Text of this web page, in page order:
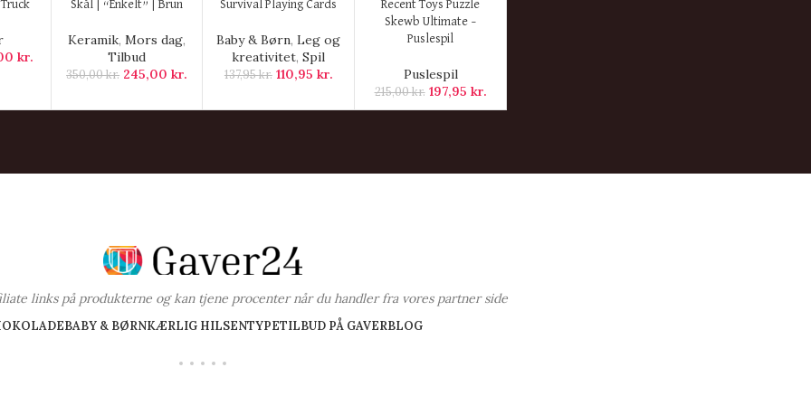
kr.
KØB HER
Skål | “Enkelt” | Brun
Keramik,Mors dag,
Tilbud
350,00kr. 245,00kr.
KØB HER
Survival Playing Cards
Baby & Børn,Leg og
kreativitet,Spil
137,95kr. 110,95 kr.
KØB HER
Recent Toys Puzzle
Skewb Ultimate –
Puslespil
Puslespil
215,00kr. 197,95 kr.
links på produkterne og kan tjene procenter når du handler fra vores partner side
BABY & BØRNKÆRLIG HILSENTYPETILBUD PÅ GAVERBLOG